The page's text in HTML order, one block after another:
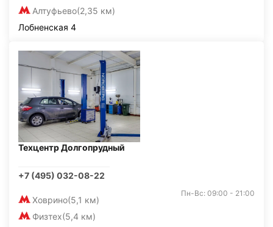
Алтуфьево(2,35 км)
Лобненская 4
Техцентр Долгопрудный
+7 (495) 032-08-22
Ховрино(5,1 км)
Физтех(5,4 км)
Пн-Вс: 09:00 - 21:00